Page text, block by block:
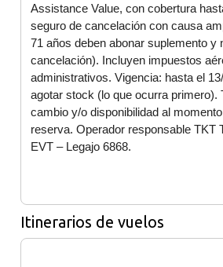
Assistance Value, con cobertura
seguro de cancelación con causa
71 años deben abonar suplemento y
cancelación). Incluyen impuestos
administrativos. Vigencia: hasta el
agotar stock (lo que ocurra primero).
cambio y/o disponibilidad al
reserva. Operador responsable TKT
EVT – Legajo 6868.
Itinerarios de vuelos